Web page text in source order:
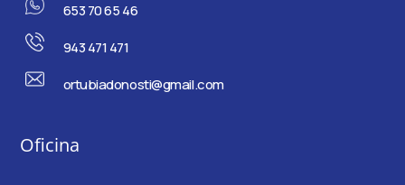
653 70 65 46
943 471 471
ortubiadonosti@gmail.com
Oficina